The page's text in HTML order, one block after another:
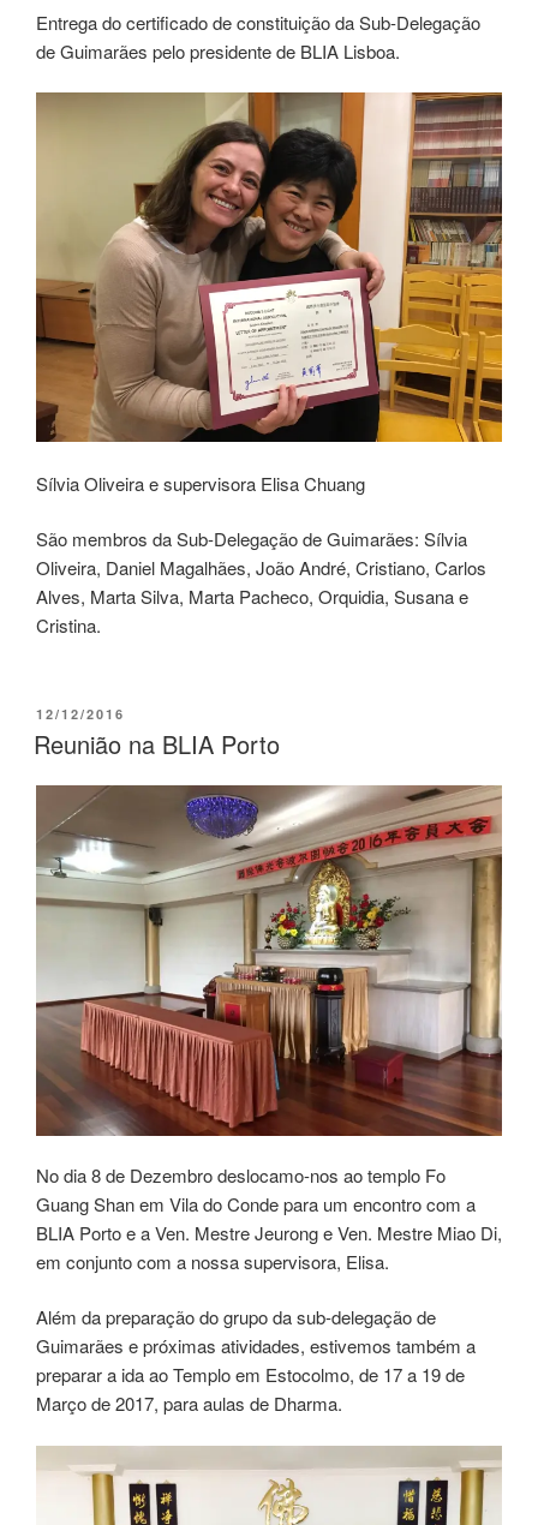
Entrega do certificado de constituição da Sub-Delegação
de Guimarães pelo presidente de BLIA Lisboa.
Sílvia Oliveira e supervisora Elisa Chuang
São membros da Sub-Delegação de Guimarães: Sílvia
Oliveira, Daniel Magalhães, João André, Cristiano, Carlos
Alves, Marta Silva, Marta Pacheco, Orquidia, Susana e
Cristina.
12/12/2016
Reunião na BLIA Porto
No dia 8 de Dezembro deslocamo-nos ao templo Fo
Guang Shan em Vila do Conde para um encontro com a
BLIA Porto e a Ven. Mestre Jeurong e Ven. Mestre Miao Di,
em conjunto com a nossa supervisora, Elisa.
Além da preparação do grupo da sub-delegação de
Guimarães e próximas atividades, estivemos também a
preparar a ida ao Templo em Estocolmo, de 17 a 19 de
Março de 2017, para aulas de Dharma.